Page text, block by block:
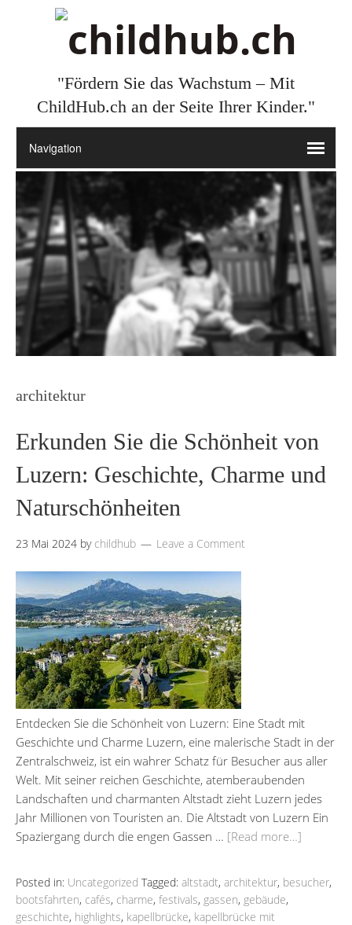
"Fördern Sie das Wachstum – Mit
ChildHub.ch an der Seite Ihrer Kinder."
architektur
Erkunden Sie die Schönheit von
Luzern: Geschichte, Charme und
Naturschönheiten
23 Mai 2024 by childhub Leave a Comment
Entdecken Sie die Schönheit von Luzern: Eine Stadt mit
Geschichte und Charme Luzern, eine malerische Stadt in der
Zentralschweiz, ist ein wahrer Schatz für Besucher aus aller
Welt. Mit seiner reichen Geschichte, atemberaubenden
Landschaften und charmanten Altstadt zieht Luzern jedes
Jahr Millionen von Touristen an. Die Altstadt von Luzern Ein
Spaziergang durch die engen Gassen … [Read more…]
Posted in: Uncategorized Tagged: altstadt, architektur, besucher,
bootsfahrten, cafés, charme, festivals, gassen, gebäude,
geschichte, highlights, kapellbrücke, kapellbrücke mit